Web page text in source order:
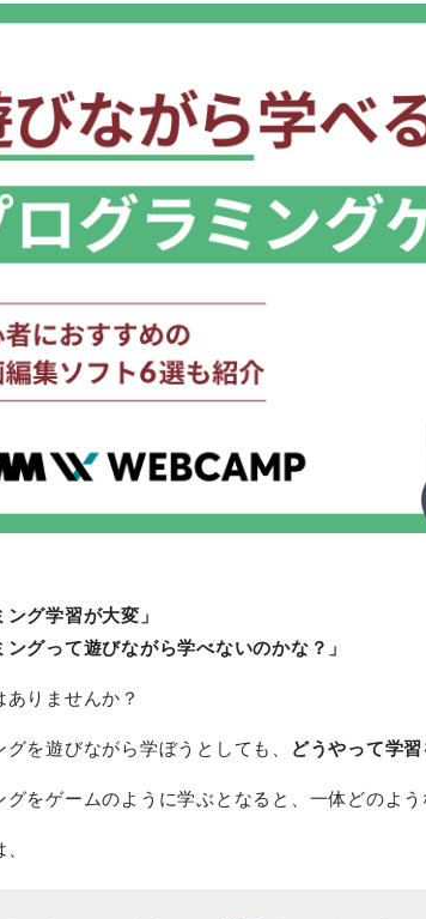
ング学習が大変」
ングって遊びながら学べないのかな？」
ありませんか？
を遊びながら学ぼうとしても、 どうやって学
グをゲームのように学ぶとなると、一体どのよ